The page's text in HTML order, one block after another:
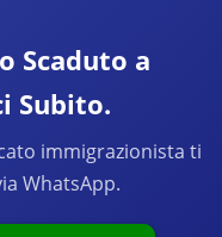
Scaduto a
Subito.
immigrazionista ti
WhatsApp.